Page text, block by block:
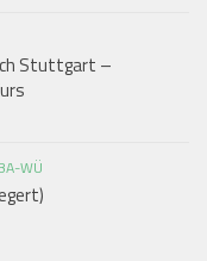
Stuttgart –
WÜ